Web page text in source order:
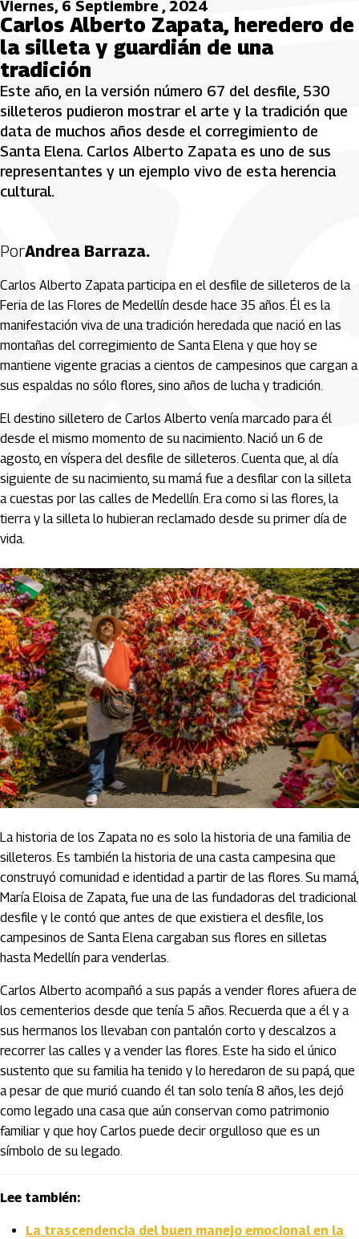
Viernes, 6 Septiembre , 2024
Carlos Alberto Zapata, heredero de
la silleta y guardián de una
tradición
Este año, en la versión número 67 del desfile, 530
silleteros pudieron mostrar el arte y la tradición que
data de muchos años desde el corregimiento de
Santa Elena. Carlos Alberto Zapata es uno de sus
representantes y un ejemplo vivo de esta herencia
cultural.
PorAndrea Barraza.
Carlos Alberto Zapata participa en el desfile de silleteros de la
Feria de las Flores de Medellín desde hace 35 años. Él es la
manifestación viva de una tradición heredada que nació en las
montañas del corregimiento de Santa Elena y que hoy se
mantiene vigente gracias a cientos de campesinos que cargan a
sus espaldas no sólo flores, sino años de lucha y tradición.
El destino silletero de Carlos Alberto venía marcado para él
desde el mismo momento de su nacimiento. Nació un 6 de
agosto, en víspera del desfile de silleteros. Cuenta que, al día
siguiente de su nacimiento, su mamá fue a desfilar con la silleta
a cuestas por las calles de Medellín. Era como si las flores, la
tierra y la silleta lo hubieran reclamado desde su primer día de
vida.
La historia de los Zapata no es solo la historia de una familia de
silleteros. Es también la historia de una casta campesina que
construyó comunidad e identidad a partir de las flores. Su mamá,
María Eloisa de Zapata, fue una de las fundadoras del tradicional
desfile y le contó que antes de que existiera el desfile, los
campesinos de Santa Elena cargaban sus flores en silletas
hasta Medellín para venderlas.
Carlos Alberto acompañó a sus papás a vender flores afuera de
los cementerios desde que tenía 5 años. Recuerda que a él y a
sus hermanos los llevaban con pantalón corto y descalzos a
recorrer las calles y a vender las flores. Este ha sido el único
sustento que su familia ha tenido y lo heredaron de su papá, que
a pesar de que murió cuando él tan solo tenía 8 años, les dejó
como legado una casa que aún conservan como patrimonio
familiar y que hoy Carlos puede decir orgulloso que es un
símbolo de su legado.
Lee también:
La trascendencia del buen manejo emocional en la